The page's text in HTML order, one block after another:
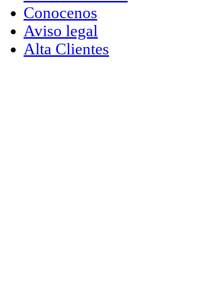
Conocenos
Aviso legal
Alta Clientes